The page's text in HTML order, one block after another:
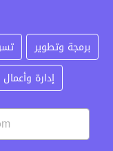
برمجة وتطوير
إدارة وأعمال